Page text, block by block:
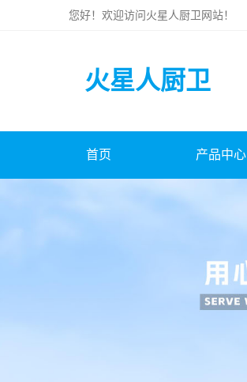
您好！欢迎访问火星人厨卫网站！
火星人厨卫
首页 产品中心